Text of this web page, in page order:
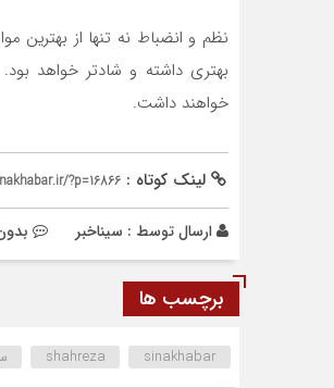
نظم و انضباط نه تنها از
بهتری داشته و شادتر خواهد
خواهند داشت.
لینک کوتاه : ?p=16866
ارسال توسط : سیناخبر
برچسب ها
shahreza sinakhabar